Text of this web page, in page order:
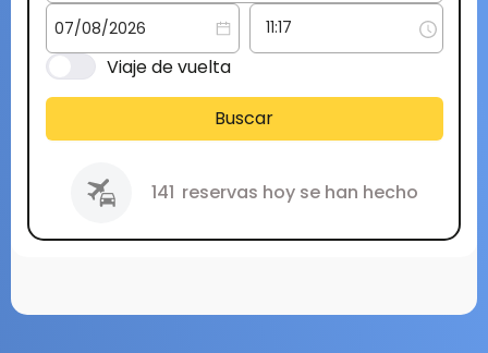
Viaje de vuelta
Buscar
141 reservas hoy se han hecho